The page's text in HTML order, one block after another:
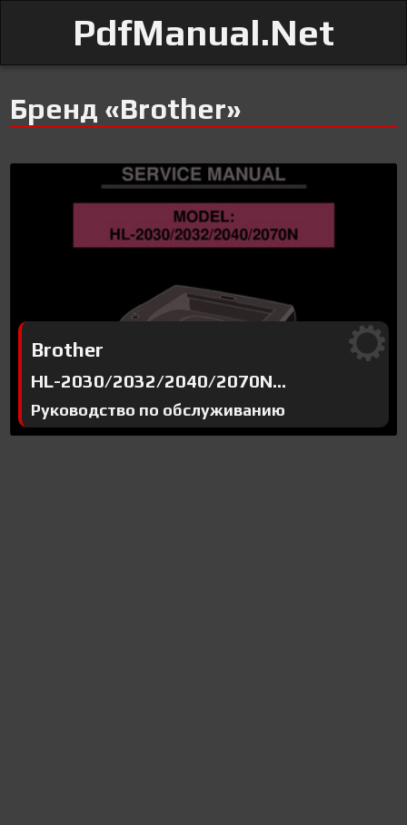
PdfManual.Net
Бренд «Brother»
Brother
HL-2030/2032/2040/2070N...
Руководство по обслуживанию